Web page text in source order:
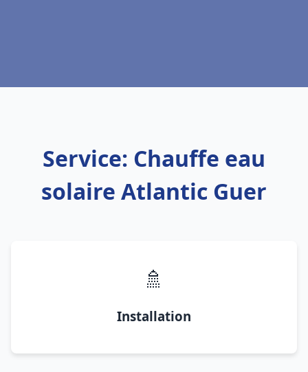
Service: Chauffe eau
solaire Atlantic Guer
🚿
Installation